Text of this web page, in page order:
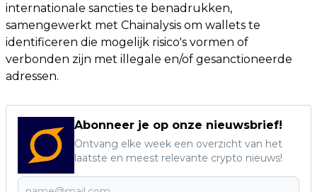
internationale sancties te benadrukken,
samengewerkt met Chainalysis om wallets te
identificeren die mogelijk risico's vormen of
verbonden zijn met illegale en/of gesanctioneerde
adressen.
Abonneer je op onze nieuwsbrief!
Ontvang elke week een overzicht van het
laatste en meest relevante crypto nieuws!